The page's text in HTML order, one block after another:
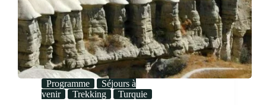
Programme
Séjours à
venir
Trekking Turquie